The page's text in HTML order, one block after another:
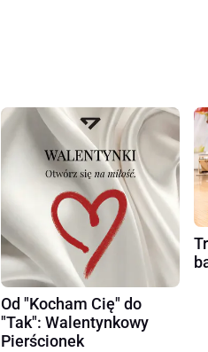
Od "Kocham Cię" do
"Tak": Walentynkowy
Pierścionek